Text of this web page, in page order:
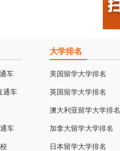
车
通车
车
大学排名
美国留学大学排名
英国留学大学排名
澳大利亚留学大学排名
加拿大留学大学排名
日本留学大学排名